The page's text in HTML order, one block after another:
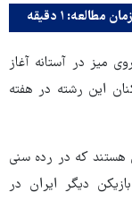
زمان مطالعه: ۱ دقیقه
میز در آستانه آغاز
این رشته در هفته
هستند که در رده سنی
بزرگسالان این رده بندی سقوط داشته اند. ۹ بازیکن دیگر ایران در